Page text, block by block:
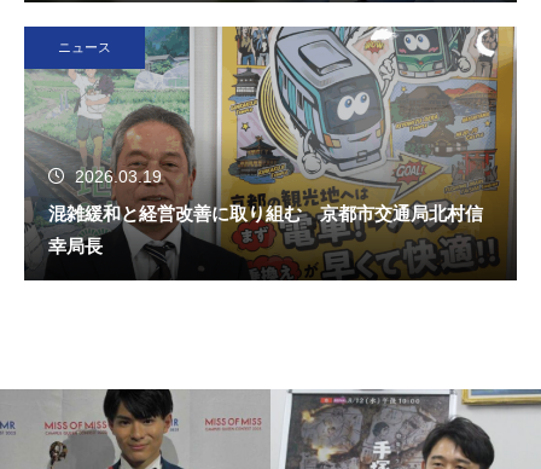
ニュース
2026.03.19
混雑緩和と経営改善に取り組む 京都市交通局北村信
幸局長